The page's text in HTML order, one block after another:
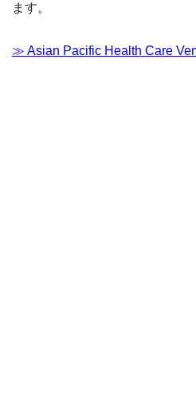
ます。
≫ Asian Pacific Health Care